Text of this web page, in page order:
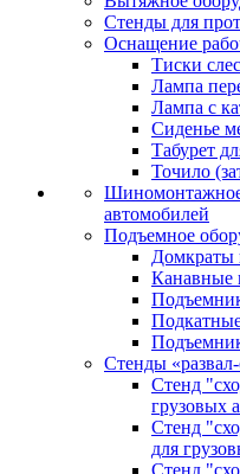
Стенды для
Оснащение
Тиски
Лампа
Лампа с
Сиденье
Табурет
Точило
Шиномонтажное
автомобилей
Подъемное
Домкраты
Канавные
Стенды
Стенд
грузовых
Стенд
для
Стенд